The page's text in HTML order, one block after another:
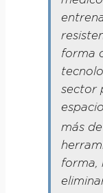
forma
sector
más
forma,